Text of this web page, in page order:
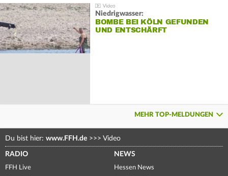
Niedrigwasser:
BOMBE BEI KÖLN GEFUNDEN
UND ENTSCHÄRFT
MEHR TOP-MELDUNGEN
Du bist hier: www.FFH.de >>> Video
RADIO
FFH Live
NEWS
Hessen News